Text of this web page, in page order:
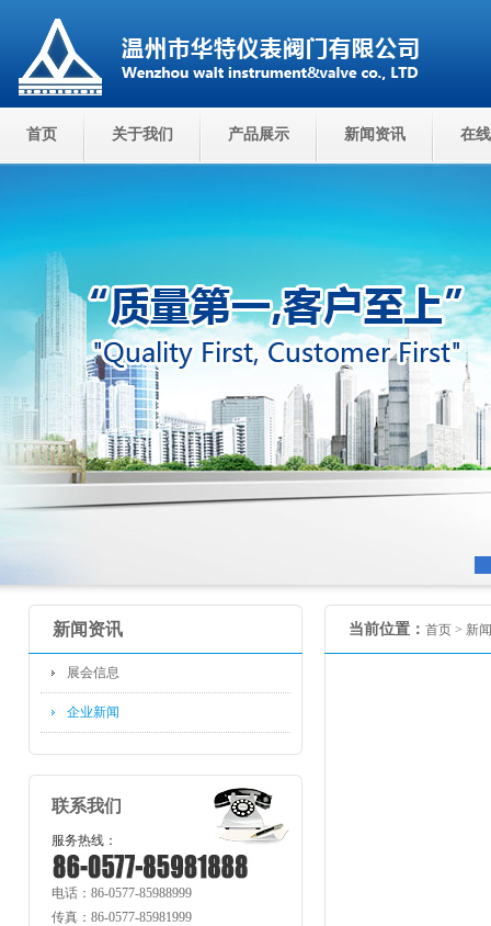
首页 关于我们 产品展示 新闻资讯 在
新闻资讯
展会信息
企业新闻
联系我们
服务热线：
电话：86-0577-85988999
传真：86-0577-85981999
当前位置： 首页 > 新